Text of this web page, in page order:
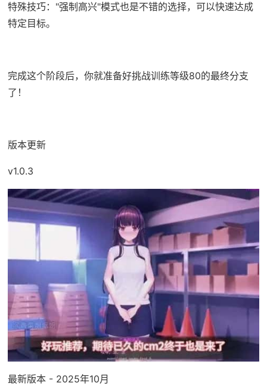
特殊技巧："强制高兴"模式也是不错的选择，可以快速达成
特定目标。
完成这个阶段后，你就准备好挑战训练等级80的最终分支
了！
版本更新
v1.0.3
最新版本 - 2025年10月